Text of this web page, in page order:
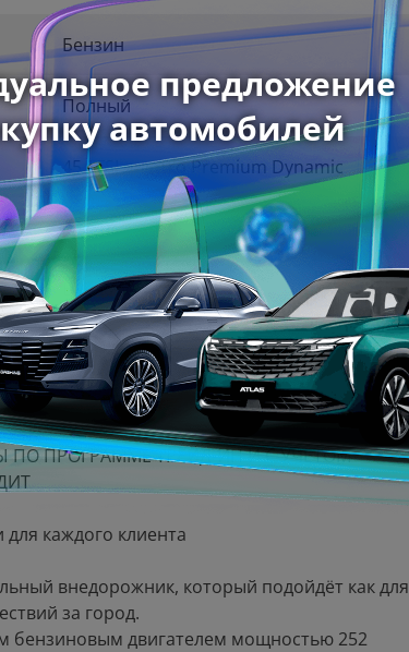
Бензин
Полный
45 TFSI quattro Premium Dynamic
2025 г
Внедорожник 5 дв. L
Белый
ПО ПРОГРАММЕ ТРЕЙД-ИН И С УЧЁТОМ
каждого клиента
внедорожник, который подойдёт как для
за город.
бензиновым двигателем мощностью 252